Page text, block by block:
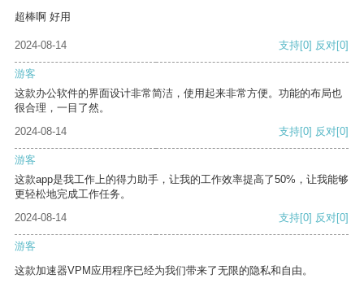
超棒啊 好用
2024-08-14 支持[0] 反对[0]
游客
这款办公软件的界面设计非常简洁，使用起来非常方便。功能的布局也
很合理，一目了然。
2024-08-14
支持[0] 反对[0]
游客
这款app是我工作上的得力助手，让我的工作效率提高了50%，让我能够
更轻松地完成工作任务。
2024-08-14
支持[0] 反对[0]
游客
这款加速器VPM应用程序已经为我们带来了无限的隐私和自由。